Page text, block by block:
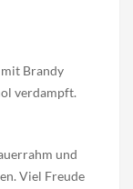
mit Brandy
verdampft.
und
Viel Freude